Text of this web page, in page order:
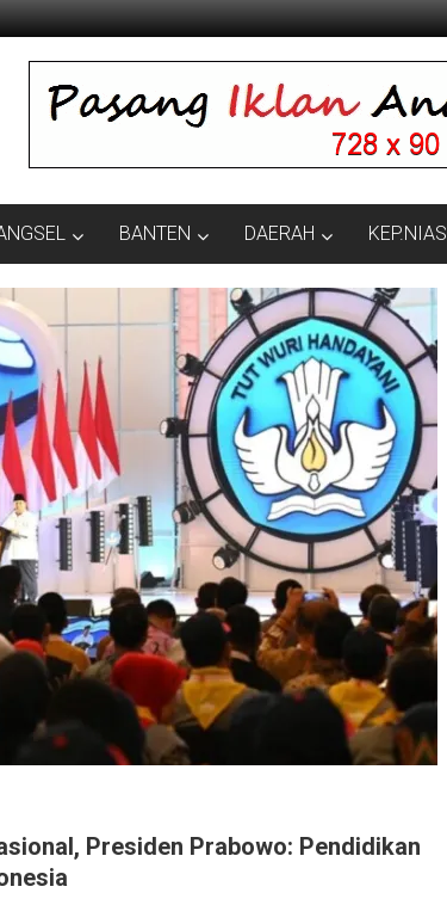
BANTEN DAERAH KEP.NIAS
Presiden Prabowo: Pendidikan